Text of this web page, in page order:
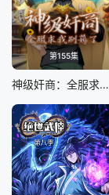
第155集
神级奸商：全服求我别薅了 动态漫画